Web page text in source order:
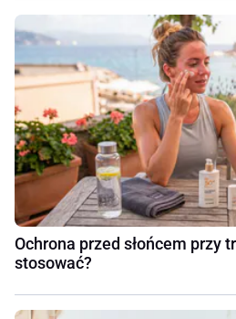
Ochrona przed słońcem przy
stosować?